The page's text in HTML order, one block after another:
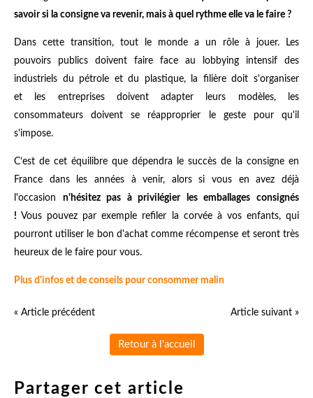
savoir si la consigne va revenir, mais à quel rythme elle va le faire ?
Dans cette transition, tout le monde a un rôle à jouer. Les
pouvoirs publics doivent faire face au lobbying intensif des
industriels du pétrole et du plastique, la filière doit s'organiser
et les entreprises doivent adapter leurs modèles, les
consommateurs doivent se réapproprier le geste pour qu'il
s'impose.
C’est de cet équilibre que dépendra le succès de la consigne en
France dans les années à venir, alors si vous en avez déjà
l'occasion n'hésitez pas à privilégier les emballages consignés
!Vous pouvez par exemple refiler la corvée à vos enfants, qui
pourront utiliser le bon d'achat comme récompense et seront très
heureux de le faire pour vous.
Plus d'infos et de conseils pour consommer malin
« Article précédent Article suivant »
Retour à l'accueil
Partager cet article